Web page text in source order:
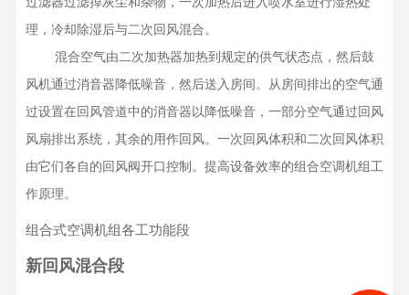
理，冷却除湿后与二次回风混合。
风机通过消音器降低噪音，然后送入房间。从房间排出的空气通
过设置在回风管道中的消音器以降低噪音，一部分空气通过回风
风扇排出系统，其余的用作回风。一次回风体积和二次回风体积
由它们各自的回风阀开口控制。提高设备效率的组合空调机组工
作原理。
组合式空调机组各工功能段
新回风混合段